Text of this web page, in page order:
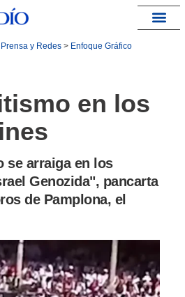
Prensa y Redes> Enfoque Gráfico
en los
se arraiga en los
Genozida", pancarta
de Pamplona, el